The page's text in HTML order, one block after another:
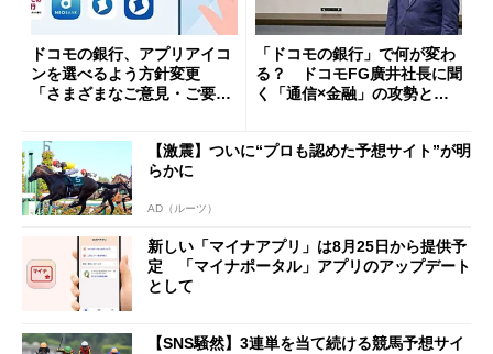
ドコモの銀行、アプリアイコ
ンを選べるよう方針変更
「さまざまなご意見・ご要望
「ドコモの銀行」で何が変わ
る？ ドコモFG廣井社長に聞
く「通信×金融」の攻勢とグ
【激震】ついに“プロも認めた予想サイト”が明
らかに
AD（ルーツ）
新しい「マイナアプリ」は8月25日から提供予
定 「マイナポータル」アプリのアップデート
として
【SNS騒然】3連単を当て続ける競馬予想サイ